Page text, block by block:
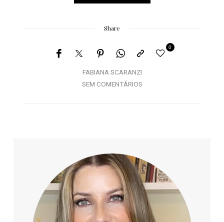
Share
FABIANA SCARANZI
0
SEM COMENTÁRIOS